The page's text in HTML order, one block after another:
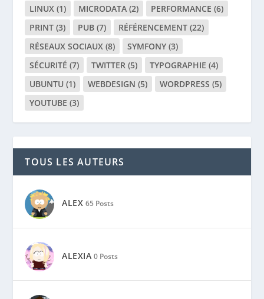
LINUX (1) MICRODATA (2) PERFORMANCE (6)
PRINT (3) PUB (7) RÉFÉRENCEMENT (22)
RÉSEAUX SOCIAUX (8) SYMFONY (3)
SÉCURITÉ (7) TWITTER (5) TYPOGRAPHIE (4)
UBUNTU (1) WEBDESIGN (5) WORDPRESS (5)
YOUTUBE (3)
TOUS LES AUTEURS
ALEX 65 Posts
ALEXIA 0 Posts